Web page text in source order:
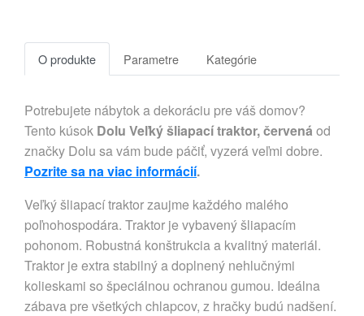
O produkte Parametre Kategórie
Potrebujete nábytok a dekoráciu pre váš domov?
Tento kúsok Dolu Veľký šliapací traktor, červená od
značky Dolu sa vám bude páčiť, vyzerá veľmi dobre.
Pozrite sa na viac informácií.
Veľký šliapací traktor zaujme každého malého
poľnohospodára. Traktor je vybavený šliapacím
pohonom. Robustná konštrukcia a kvalitný materiál.
Traktor je extra stabilný a doplnený nehlučnými
kolieskami so špeciálnou ochranou gumou. Ideálna
zábava pre všetkých chlapcov, z hračky budú nadšení.